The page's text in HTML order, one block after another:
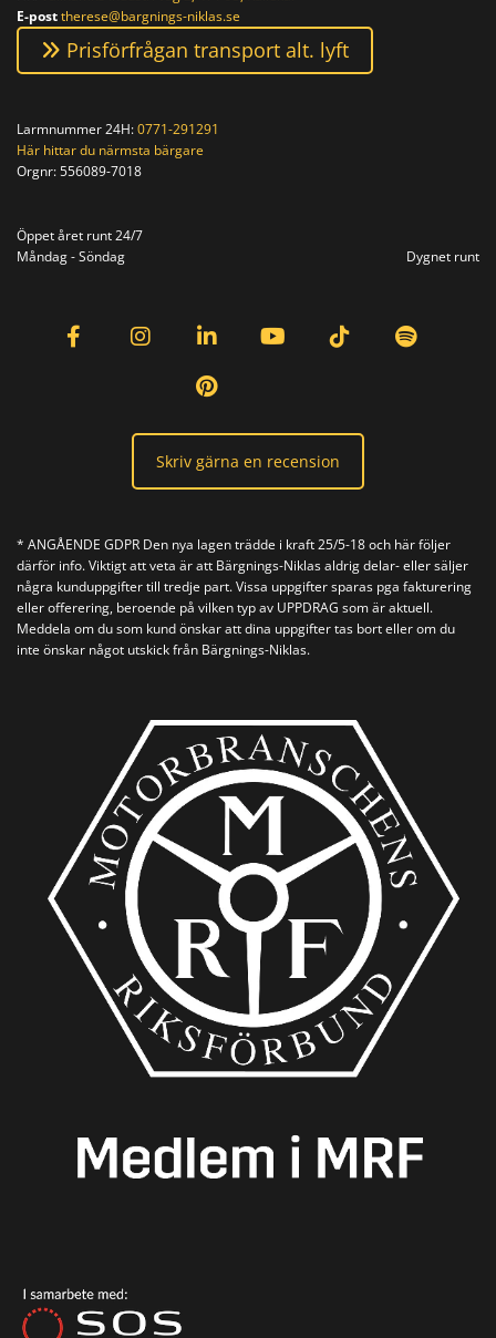
E-posttherese@bargnings-niklas.se
Prisförfrågan transport alt. lyft
Larmnummer 24H:0771-291291
Här hittar du närmsta bärgare
Orgnr:556089-7018
Öppet året runt 24/7
Måndag - Söndag
Dygnet runt
Skriv gärna en recension
* ANGÅENDE GDPR Den nya lagen trädde i kraft 25/5-18 och här följer
därför info. Viktigt att veta är att Bärgnings-Niklas aldrig delar- eller säljer
några kunduppgifter till tredje part. Vissa uppgifter sparas pga fakturering
eller offerering, beroende på vilken typ av UPPDRAG som är aktuell.
Meddela om du som kund önskar att dina uppgifter tas bort eller om du
inte önskar något utskick från Bärgnings-Niklas.